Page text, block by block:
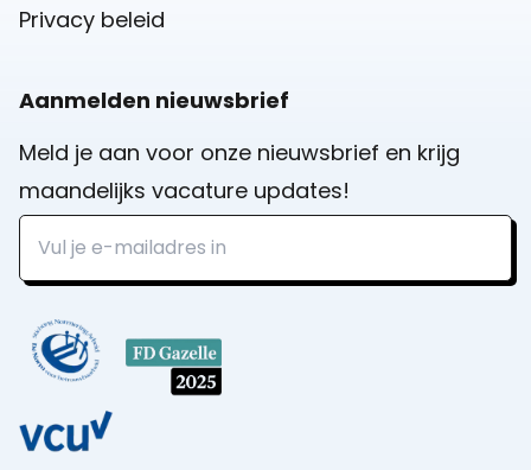
Privacy beleid
Aanmelden nieuwsbrief
Meld je aan voor onze nieuwsbrief en krijg
maandelijks vacature updates!